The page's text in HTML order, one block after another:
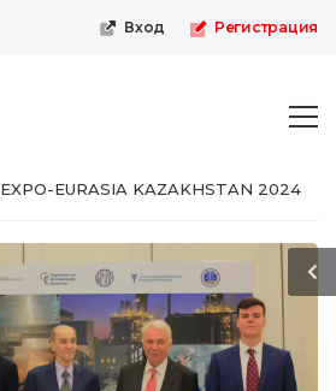
Первая пищевая онлайн-
Вход Регистрация
EXPO-EURASIA KAZAKHSTAN 2024